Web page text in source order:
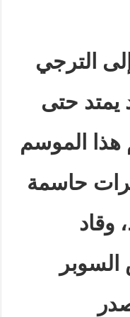
الترجي
بعقد يمتد حتى
هذا الموسم
تمريرات حاسمة
وقاد
السوبر